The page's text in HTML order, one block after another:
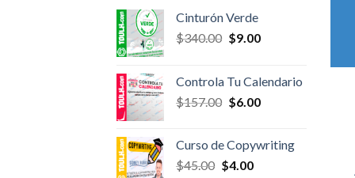
Cinturón Verde
$340.00 Original
$340.00.
$9.00Current
$9.00.
Controla Tu Calendario
$157.00 Original
$157.00.
$6.00Current
$6.00.
Curso de Copywriting
$45.00 Original
$4.00Current